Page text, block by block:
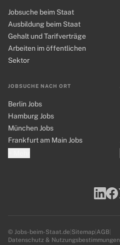
Jobsuche beim Staat
Ausbildung beim Staat
Gehalt und Tarifverträge
Arbeiten im öffentlichen
Sektor
JOBSUCHE NACH ORT
Berlin Jobs
Hamburg Jobs
München Jobs
Frankfurt am Main Jobs
© Jobs-beim-Staat.de Sitemap AGB
Datenschutz & Nutzungsbestimmungen